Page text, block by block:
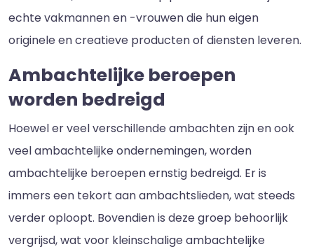
echte vakmannen en -vrouwen die hun eigen
originele en creatieve producten of diensten leveren.
Ambachtelijke beroepen
worden bedreigd
Hoewel er veel verschillende ambachten zijn en ook
veel ambachtelijke ondernemingen, worden
ambachtelijke beroepen ernstig bedreigd. Er is
immers een tekort aan ambachtslieden, wat steeds
verder oploopt. Bovendien is deze groep behoorlijk
vergrijsd, wat voor kleinschalige ambachtelijke